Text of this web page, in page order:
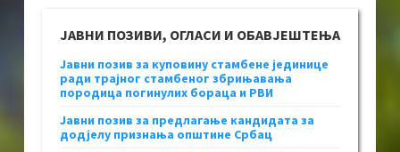
ЈАВНИ ПОЗИВИ, ОГЛАСИ И ОБАВЈЕШТЕЊА
Јавни позив за куповину стамбене јединице
ради трајног стамбеног збрињавања
породица погинулих бораца и РВИ
Јавни позив за предлагање кандидата за
додјелу признања општине Србац